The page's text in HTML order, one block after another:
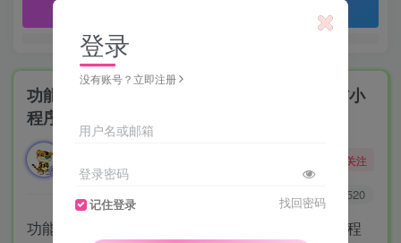
功能强大UI美观的视频答题猜歌闯关娱乐微信小
程序源码
酒醒只在花前坐，酒醉还来花下眠。
关注
2074 1520
功能强大UI美观的视频答题猜歌闯关娱乐微信小程
登录
没有账号？立即注册
用户名或邮箱
登录密码
记住登录 找回密码